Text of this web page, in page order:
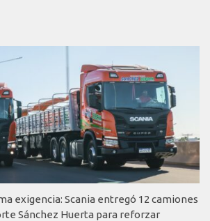
exigencia: Scania entregó 12 camiones
Sánchez Huerta para reforzar